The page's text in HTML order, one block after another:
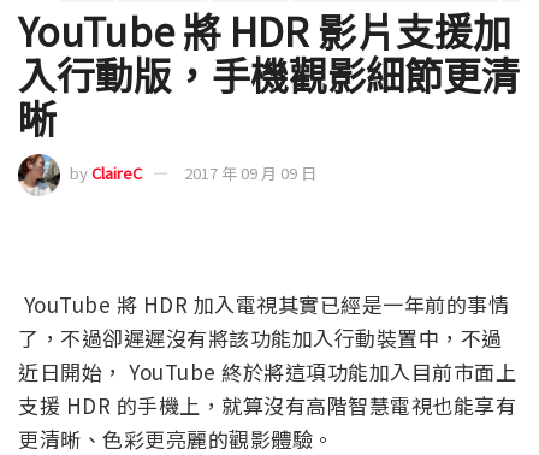
YouTube 將 HDR 影片支援加
入行動版，手機觀影細節更清
晰
byClaireC 2017 年 09 月 09 日
YouTube 將 HDR 加入電視其實已經是一年前的事情
了，不過卻遲遲沒有將該功能加入行動裝置中，不過
近日開始， YouTube 終於將這項功能加入目前市面上
支援 HDR 的手機上，就算沒有高階智慧電視也能享有
更清晰、色彩更亮麗的觀影體驗。